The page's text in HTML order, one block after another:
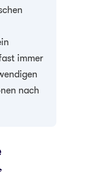
immer
nach